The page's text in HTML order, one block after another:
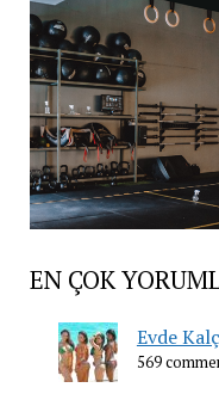
EN ÇOK
Evde
569